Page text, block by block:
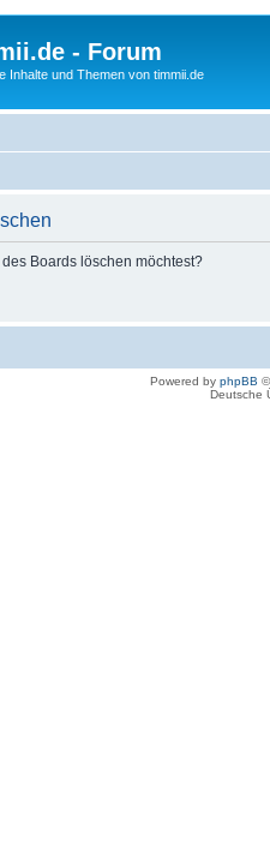
- Forum
Inhalte und Themen von timmii.de
Boards löschen möchtest?
Powered by phpBB
Deutsche